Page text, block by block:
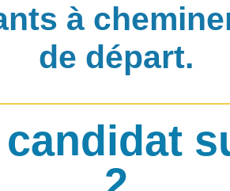
à
de départ.
candidat